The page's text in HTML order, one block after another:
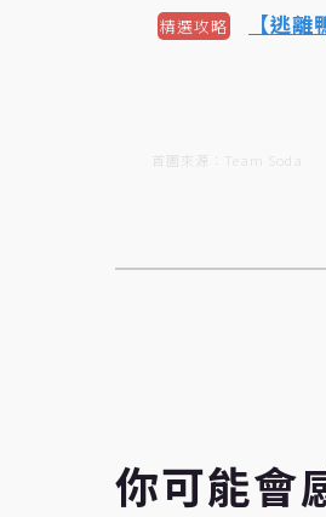
精選攻略 【逃
首圖來源：Team Soda
你可能會